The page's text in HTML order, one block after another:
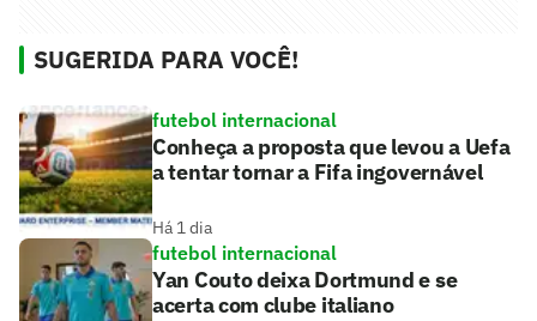
SUGERIDA PARA VOCÊ!
futebol internacional
Conheça a proposta que levou a Uefa
a tentar tornar a Fifa ingovernável
Há 1 dia
futebol internacional
Yan Couto deixa Dortmund e se
acerta com clube italiano